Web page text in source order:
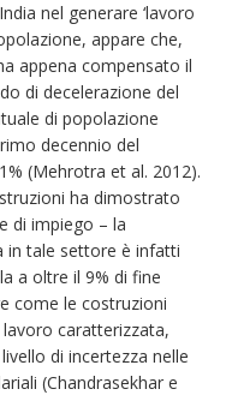
nel generare ‘lavoro
appare che,
appena compensato il
di decelerazione del
di popolazione
decennio del
(Mehrotra et al. 2012).
ha dimostrato
di impiego – la
in tale settore è infatti
a oltre il 9% di fine
come le costruzioni
caratterizzata,
di incertezza nelle
(Chandrasekhar e